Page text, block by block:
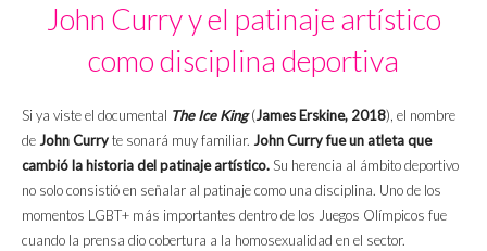
John Curry y el patinaje artístico
como disciplina deportiva
Si ya viste el documental The Ice King(James Erskine, 2018), el nombre
deJohn Curryte sonará muy familiar. John Curry fue un atleta que
cambió la historia del patinaje artístico. Su herencia al ámbito deportivo
no solo consistió en señalar al patinaje como una disciplina. Uno de los
momentos LGBT+ más importantes dentro de los Juegos Olímpicos fue
cuando la prensa dio cobertura a la homosexualidad en el sector.